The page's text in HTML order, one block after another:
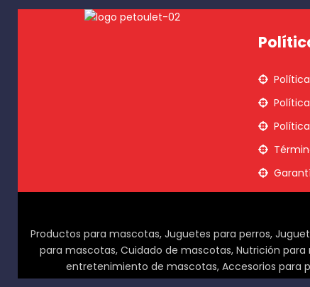
Productos para mascotas, Juguetes para perros,
para mascotas, Cuidado de mascotas, Nutrición
entretenimiento de mascotas, Accesorios para